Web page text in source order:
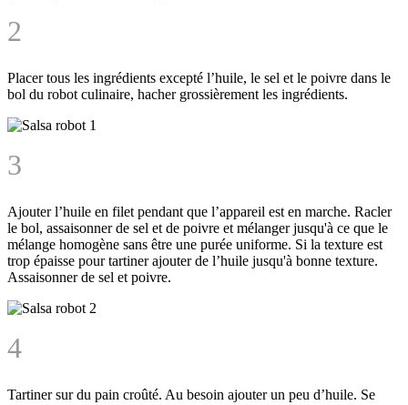
2
Placer tous les ingrédients excepté l’huile, le sel et le poivre dans le
bol du robot culinaire, hacher grossièrement les ingrédients.
3
Ajouter l’huile en filet pendant que l’appareil est en marche. Racler
le bol, assaisonner de sel et de poivre et mélanger jusqu'à ce que le
mélange homogène sans être une purée uniforme. Si la texture est
trop épaisse pour tartiner ajouter de l’huile jusqu'à bonne texture.
Assaisonner de sel et poivre.
4
Tartiner sur du pain croûté. Au besoin ajouter un peu d’huile. Se